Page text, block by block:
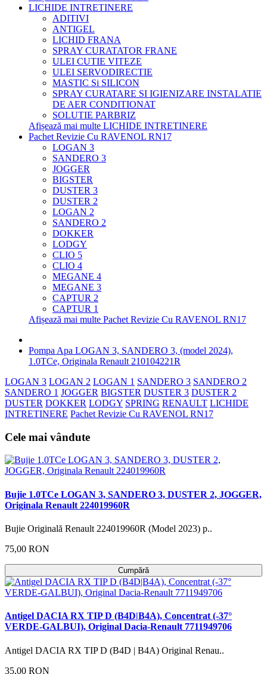
LICHIDE INTRETINERE
ADITIVI
ANTIGEL
LICHID FRANA
SPRAY CURATATOR FRANE
ULEI CUTIE VITEZE
ULEI SERVODIRECTIE
MASTIC Si SILICON
SPRAY CURATARE SI IGIENIZARE INSTALATIE
DE AER CONDITIONAT
SOLUTIE PARBRIZ
Afișează mai multe LICHIDE INTRETINERE
Pachet Revizie Cu RAVENOL RN17
LOGAN 3
SANDERO 3
JOGGER
BIGSTER
DUSTER 3
DUSTER 2
LOGAN 2
SANDERO 2
DOKKER
LODGY
CLIO 5
CLIO 4
MEGANE 4
MEGANE 3
CAPTUR 2
CAPTUR 1
Afișează mai multe Pachet Revizie Cu RAVENOL RN17
Pompa Apa LOGAN 3, SANDERO 3, (model 2024),
1.0TCe, Originala Renault 210104221R
LOGAN 3 LOGAN 2 LOGAN 1 SANDERO 3 SANDERO 2
SANDERO 1 JOGGER BIGSTER DUSTER 3 DUSTER 2
DUSTER DOKKER LODGY SPRING RENAULT LICHIDE
INTRETINERE Pachet Revizie Cu RAVENOL RN17
Cele mai vândute
Bujie 1.0TCe LOGAN 3, SANDERO 3, DUSTER 2, JOGGER,
Originala Renault 224019960R
Bujie Originală Renault 224019960R (Model 2023) p..
75,00 RON
Cumpără
Antigel DACIA RX TIP D (B4D|B4A), Concentrat (-37°
VERDE-GALBUI), Original Dacia-Renault 7711949706
Antigel DACIA RX TIP D (B4D | B4A) Original Renau..
35,00 RON